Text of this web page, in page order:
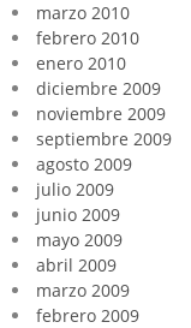
marzo 2010
febrero 2010
enero 2010
diciembre 2009
noviembre 2009
septiembre 2009
agosto 2009
julio 2009
junio 2009
mayo 2009
abril 2009
marzo 2009
febrero 2009